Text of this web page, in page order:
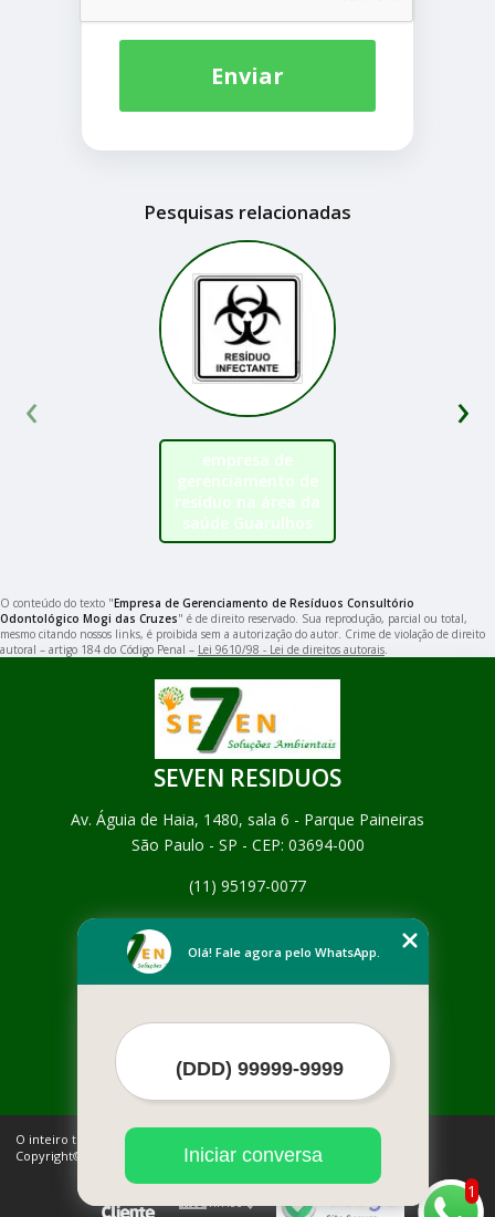
Enviar
Pesquisas relacionadas
empresa de
gerenciamento de
resíduo na área da
saúde Guarulhos
‹ ›
O conteúdo do texto "Empresa de Gerenciamento de Resíduos Consultório
Odontológico Mogi das Cruzes" é de direito reservado. Sua reprodução, parcial ou total,
mesmo citando nossos links, é proibida sem a autorização do autor. Crime de violação de direito
autoral – artigo 184 do Código Penal – Lei 9610/98 - Lei de direitos autorais.
SEVEN RESIDUOS
Av. Águia de Haia, 1480, sala 6 - Parque Paineiras
São Paulo - SP - CEP: 03694-000
(11) 95197-0077
Empresa
Contato
Mais Serviços
O inteiro teor deste site está sujeito à proteção de direitos autorais.
Copyright© SEVEN RESIDUOS (Lei 9610 de 19/02/1998)
1
Olá! Fale agora pelo WhatsApp.
Iniciar conversa